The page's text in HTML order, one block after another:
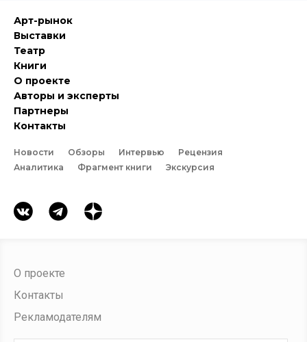
Арт-рынок
Выставки
Театр
Книги
О проекте
Авторы и эксперты
Партнеры
Контакты
Новости Обзоры Интервью
Рецензия
Аналитика
Фрагмент книги Экскурсия
О проекте
Контакты
Рекламодателям